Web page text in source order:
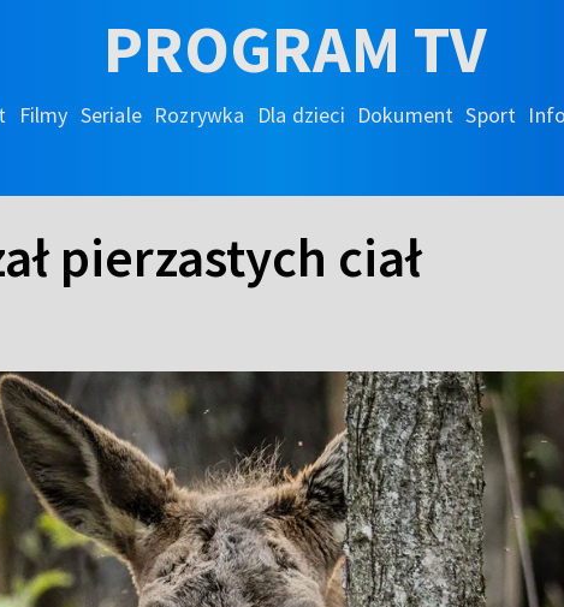
PROGRAM TV
Filmy Seriale Rozrywka Dla dzieci Dokument Sport
pierzastych ciał